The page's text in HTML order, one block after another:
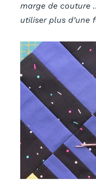
marge de couture
utiliser plus d’une